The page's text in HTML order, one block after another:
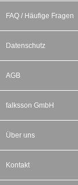
FAQ / Häufige Fragen
Datenschutz
AGB
falksson GmbH
Über uns
Kontakt